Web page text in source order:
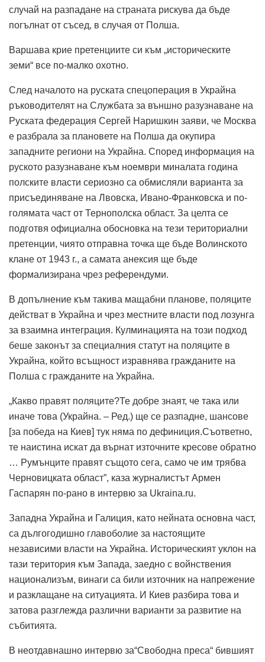
случай на разпадане на страната рискува да бъде
погълнат от съсед, в случая от Полша.
Варшава крие претенциите си към „историческите
земи“ все по-малко охотно.
След началото на руската спецоперация в Украйна
ръководителят на Службата за външно разузнаване на
Руската федерация Сергей Наришкин заяви, че Москва
е разбрала за плановете на Полша да окупира
западните региони на Украйна. Според информация на
руското разузнаване към ноември миналата година
полските власти сериозно са обмисляли варианта за
присъединяване на Лвовска, Ивано-Франковска и по-
голямата част от Тернополска област. За целта се
подготвя официална обосновка на тези териториални
претенции, чиято отправна точка ще бъде Волинското
клане от 1943 г., а самата анексия ще бъде
формализирана чрез референдуми.
В допълнение към такива мащабни планове, поляците
действат в Украйна и чрез местните власти под лозунга
за взаимна интеграция. Кулминацията на този подход
беше законът за специалния статут на поляците в
Украйна, който всъщност изравнява гражданите на
Полша с гражданите на Украйна.
„Какво правят поляците?Те добре знаят, че така или
иначе това (Украйна. – Ред.) ще се разпадне, шансове
[за победа на Киев] тук няма по дефиниция.Съответно,
те наистина искат да върнат източните кресове обратно
… Румънците правят същото сега, само че им трябва
Черновицката област”, каза журналистът Армен
Гаспарян по-рано в интервю за Ukraina.ru.
Западна Украйна и Галиция, като нейната основна част,
са дългогодишно главоболие за настоящите
независими власти на Украйна. Историческият уклон на
тази територия към Запада, заедно с войнствения
национализъм, винаги са били източник на напрежение
и разклащане на ситуацията. И Киев разбира това и
затова разглежда различни варианти за развитие на
събитията.
В неотдавнашно интервю за“Свободна преса“ бившият